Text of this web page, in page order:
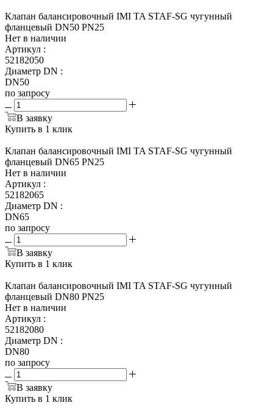
Клапан балансировочный IMI TA STAF-SG чугунный
фланцевый DN50 PN25
Нет в наличии
Артикул :
52182050
Диаметр DN :
DN50
по запросу
В заявку
Купить в 1 клик
Клапан балансировочный IMI TA STAF-SG чугунный
фланцевый DN65 PN25
Нет в наличии
Артикул :
52182065
Диаметр DN :
DN65
по запросу
В заявку
Купить в 1 клик
Клапан балансировочный IMI TA STAF-SG чугунный
фланцевый DN80 PN25
Нет в наличии
Артикул :
52182080
Диаметр DN :
DN80
по запросу
В заявку
Купить в 1 клик